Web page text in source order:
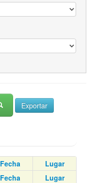
Fecha
Lugar
Fecha Lugar